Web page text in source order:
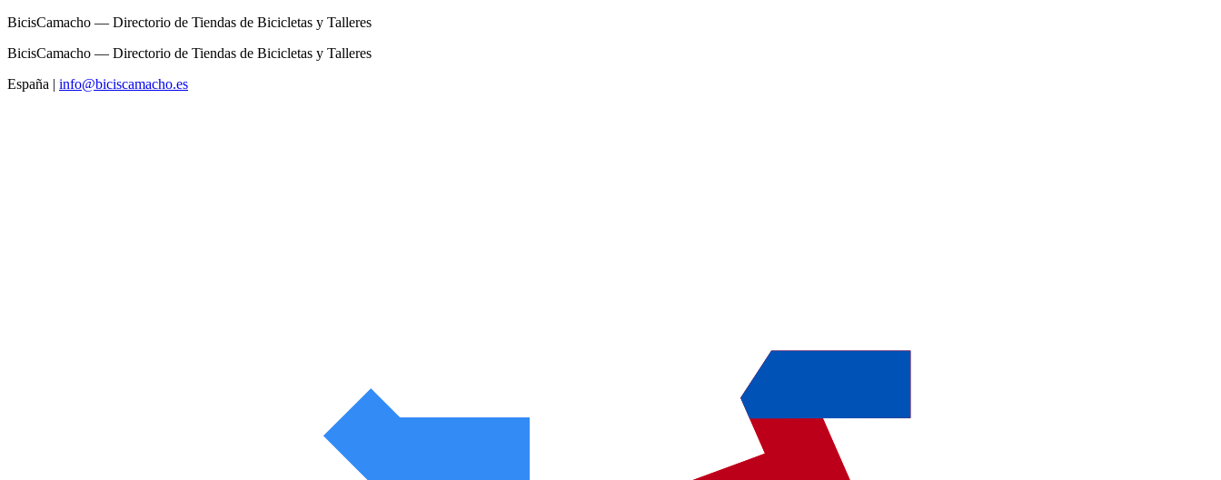
BicisCamacho — Directorio de Tiendas de Bicicletas y Talleres
BicisCamacho — Directorio de Tiendas de Bicicletas y Talleres
España | info@biciscamacho.es